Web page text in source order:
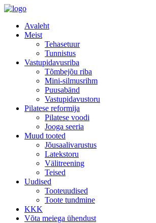
Avaleht
Meist
Tehasetuur
Tunnistus
Vastupidavusriba
Tõmbejõu riba
Mini-silmusrihm
Puusabänd
Vastupidavustoru
Pilatese reformija
Pilatese voodi
Jooga seeria
Muud tooted
Jõusaalivarustus
Latekstoru
Välitreening
Teised
Uudised
Tooteuudised
Toote tundmine
KKK
Võta meiega ühendust